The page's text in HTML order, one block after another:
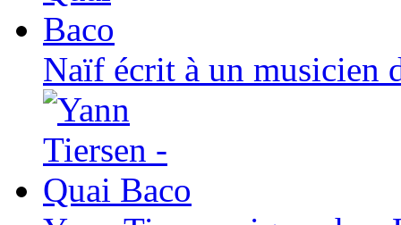
Naïf écrit à un musicien